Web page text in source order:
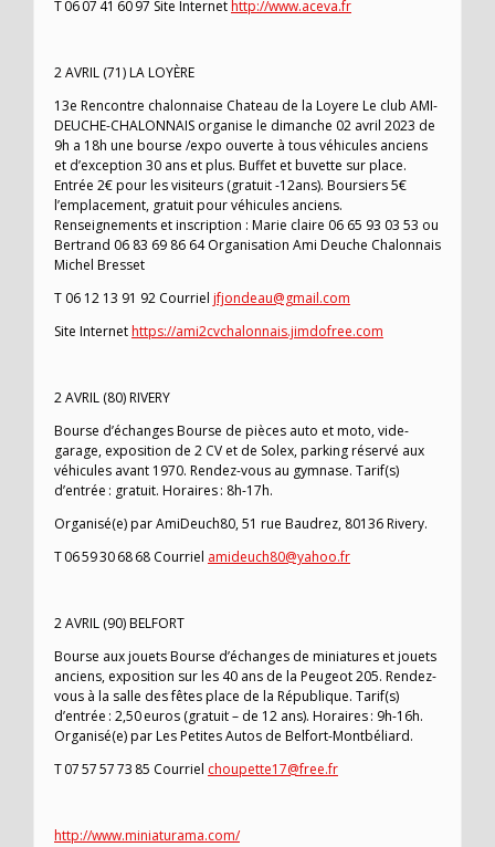
T 06 07 41 60 97 Site Internet http://www.aceva.fr
2 AVRIL (71) LA LOYÈRE
13e Rencontre chalonnaise Chateau de la Loyere Le club AMI-
DEUCHE-CHALONNAIS organise le dimanche 02 avril 2023 de
9h a 18h une bourse /expo ouverte à tous véhicules anciens
et d’exception 30 ans et plus. Buffet et buvette sur place.
Entrée 2€ pour les visiteurs (gratuit -12ans). Boursiers 5€
l’emplacement, gratuit pour véhicules anciens.
Renseignements et inscription : Marie claire 06 65 93 03 53 ou
Bertrand 06 83 69 86 64 Organisation Ami Deuche Chalonnais
Michel Bresset
T 06 12 13 91 92 Courriel jfjondeau@gmail.com
Site Internethttps://ami2cvchalonnais.jimdofree.com
2 AVRIL (80) RIVERY
Bourse d’échanges Bourse de pièces auto et moto, vide-
garage, exposition de 2 CV et de Solex, parking réservé aux
véhicules avant 1970. Rendez-vous au gymnase. Tarif(s)
d’entrée : gratuit. Horaires : 8h-17h.
Organisé(e) par AmiDeuch80, 51 rue Baudrez, 80136 Rivery.
T 06 59 30 68 68 Courriel amideuch80@yahoo.fr
2 AVRIL (90) BELFORT
Bourse aux jouets Bourse d’échanges de miniatures et jouets
anciens, exposition sur les 40 ans de la Peugeot 205. Rendez-
vous à la salle des fêtes place de la République. Tarif(s)
d’entrée : 2,50 euros (gratuit – de 12 ans). Horaires : 9h-16h.
Organisé(e) par Les Petites Autos de Belfort-Montbéliard.
T 07 57 57 73 85 Courriel choupette17@free.fr
http://www.miniaturama.com/